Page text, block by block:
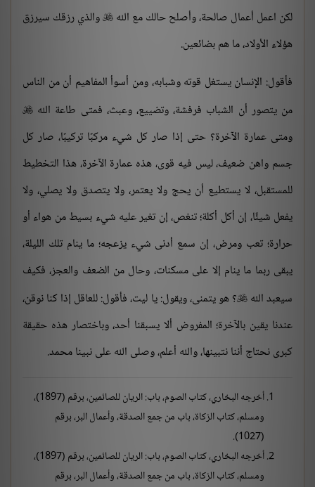
لكن اعمل أعمال صالحة، وأصلح حالك مع الله  والذي رزقك سيرزق
هؤلاء الأولاد، ما هم بضائعين.
فأقول: الإنسان يستغل قوته وشبابه، ومن أسوأ المفاهيم أن من الناس
من يتصور أن الشباب فرفشة، وتضييع، وعبث، فمتى طاعة الله 
ومتى عمارة الآخرة؟ حتى إذا صار كل شيء مركبًا تركيبًا، صار كل
جسم واهن ضعيف، ليس فيه قوى، هذه عمارة الآخرة، هذا التخطيط
للمستقبل، لا يستطيع أن يحج ولا يعتمر، ولا يتصدق ولا يصلي، ولا
يفعل شيئًا، إن أكل أكلة؛ تنغص، إن تغير عليه شيء بسيط من هواء أو
حرارة؛ تعب ومرض، إن سمع أدنى شيء يزعجه؛ ما ينام تلك الليلة،
يبقى ربما ما ينام إلا على مسكنات، وحال من الضعف والعجز، فكيف
سيعبد الله؟ هو يتمنى، ويقول: يا ليت، فأقول: للعاقل إذا كنا نوقن،
عندنا يقين بالآخرة؛ المفروض ألا يسبقنا أحد، وباختصار هذه حقيقة
كبرى نحتاج أننا نتبينها، والله أعلم، وصلى الله على نبينا محمد.
أخرجه البخاري، كتاب الصوم، باب: الريان للصائمين، برقم (1897)،
ومسلم، كتاب الزكاة، باب من جمع الصدقة، وأعمال البر، برقم
(1027).
أخرجه البخاري، كتاب الصوم، باب: الريان للصائمين، برقم (1897)،
ومسلم، كتاب الزكاة، باب من جمع الصدقة، وأعمال البر، برقم